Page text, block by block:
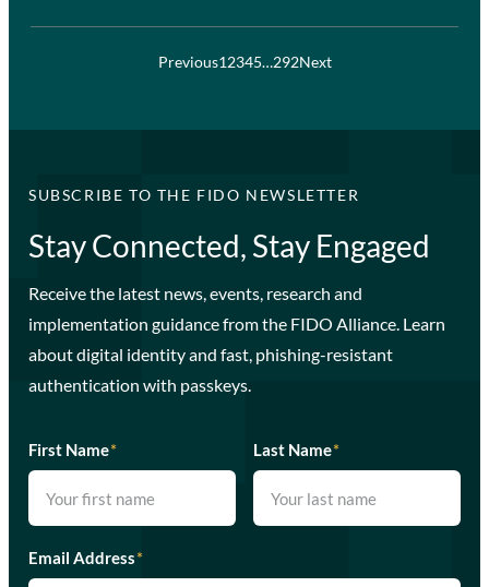
Previous12345…292Next
SUBSCRIBE TO THE FIDO NEWSLETTER
Stay Connected, Stay Engaged
Receive the latest news, events, research and
implementation guidance from the FIDO Alliance. Learn
about digital identity and fast, phishing-resistant
authentication with passkeys.
First Name* Last Name*
Email Address*